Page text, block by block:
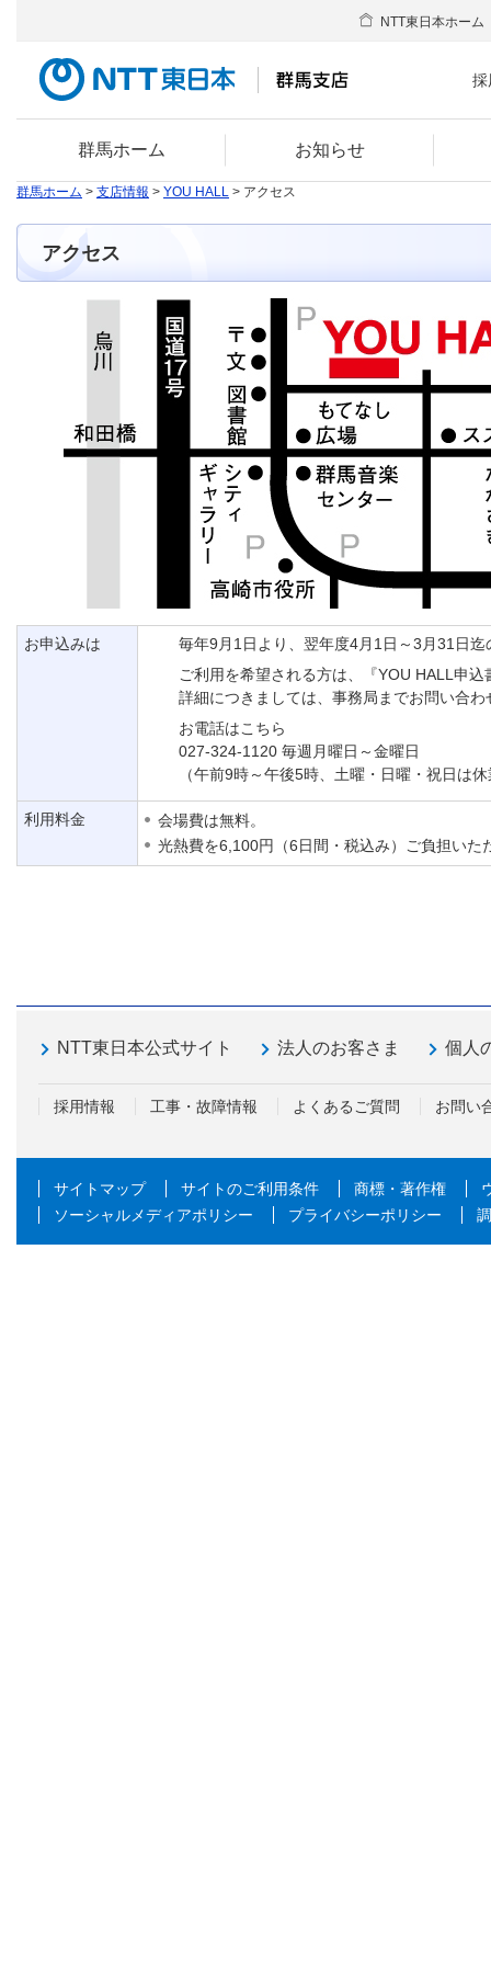
群馬ホーム お知らせ
NTT東日本ホーム
採
群馬ホーム > 支店情報 > YOU HALL > アクセス
アクセス
お申込みは
毎年9月1日より、翌年度4月1日～3月31日迄
ご利用を希望される方は、『YOU HALL申
詳細につきましては、事務局までお問い合
お電話はこちら
027-324-1120 毎週月曜日～金曜日
（午前9時～午後5時、土曜・日曜・祝日は
利用料金
会場費は無料。
光熱費を6,100円（6日間・税込み）ご負担いた
NTT東日本公式サイト 法人のお客さま 個人
採用情報 工事・故障情報 よくあるご質問 お問い
サイトマップ サイトのご利用条件 商標・著作権
ソーシャルメディアポリシー
プライバシーポリシー